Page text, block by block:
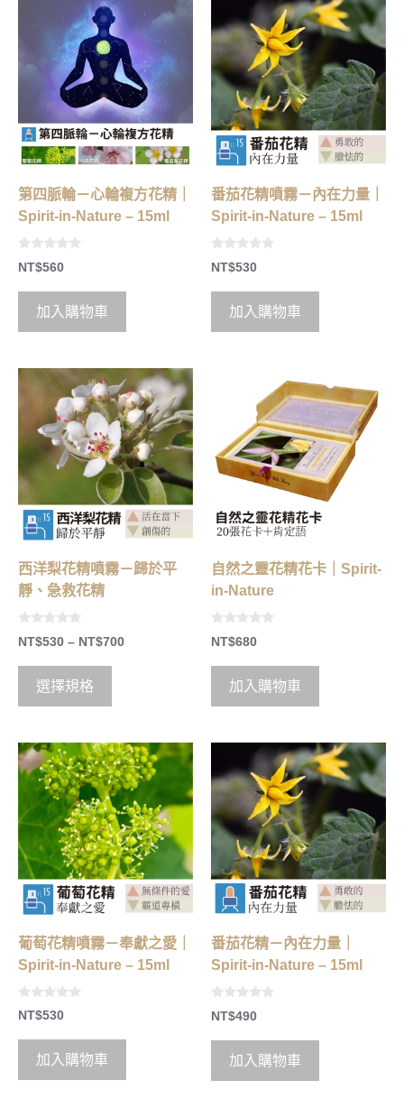
第四脈輪－心輪複方花精｜
Spirit-in-Nature – 15ml
0
o
5
NT$560
加入購物車
番茄花精噴霧－內在力量｜
Spirit-in-Nature – 15ml
0
o
t
5
NT$530
加入購物車
西洋梨花精噴霧－歸於平
靜、急救花精
0
o
t
5
NT$530 – NT$700
選擇規格
自然之靈花精花卡｜Spirit-
in-Nature
0
o
t
5
NT$680
加入購物車
葡萄花精噴霧－奉獻之愛｜
Spirit-in-Nature – 15ml
0
o
5
NT$530
加入購物車
番茄花精－內在力量｜
Spirit-in-Nature – 15ml
0
o
t
5
NT$490
加入購物車